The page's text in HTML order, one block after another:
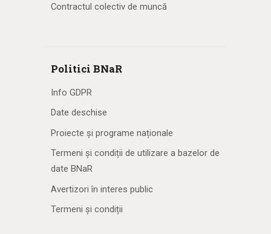
Contractul colectiv de muncă
Politici BNaR
Info GDPR
Date deschise
Proiecte și programe naționale
Termeni și condiții de utilizare a bazelor de
date BNaR
Avertizori în interes public
Termeni și condiții